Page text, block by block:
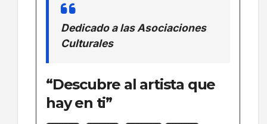
Dedicado a las Asociaciones
Culturales
“Descubre al artista que
hay en ti”